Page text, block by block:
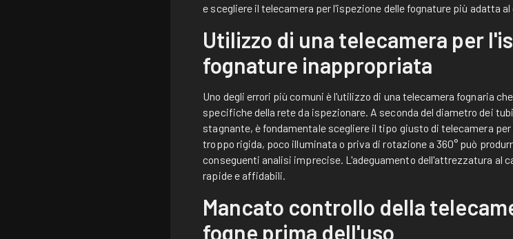
e scegliere il telecamera per l'ispezione delle fognature più adatta al
Utilizzo di una telecamera per
fognature inappropriata
Uno degli errori più comuni è l'utilizzo di una telecamera fognaria
specifiche della rete da ispezionare. A seconda del diametro dei
stagnante, è fondamentale scegliere il tipo giusto di telecamera
troppo rigida, poco illuminata o priva di rotazione a 360° può
conseguenti analisi imprecise. L'adeguamento dell'attrezzatura al
rapide e affidabili.
Mancato controllo della
fogne prima dell'uso